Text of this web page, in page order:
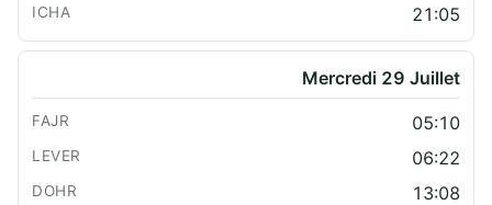
21:05
Mercredi 29 Juillet
05:10
06:22
13:08